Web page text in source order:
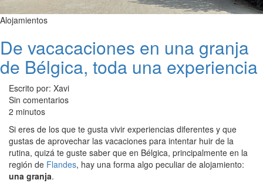
Alojamientos
De vacacaciones en una granja
de Bélgica, toda una experiencia
Escrito por: Xavi
Sin comentarios
2 minutos
Si eres de los que te gusta vivir experiencias diferentes y que
gustas de aprovechar las vacaciones para intentar huir de la
rutina, quizá te guste saber que en Bélgica, principalmente en la
región de Flandes, hay una forma algo peculiar de alojamiento:
una granja.